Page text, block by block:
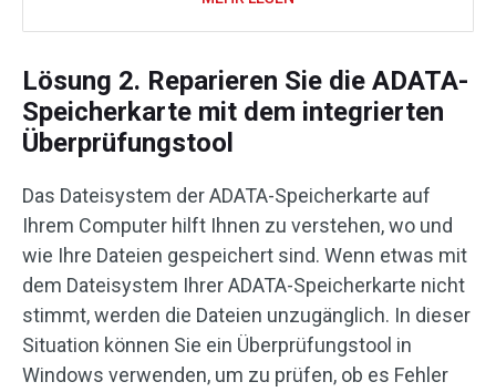
Lösung 2. Reparieren Sie die ADATA-
Speicherkarte mit dem integrierten
Überprüfungstool
Das Dateisystem der ADATA-Speicherkarte auf
Ihrem Computer hilft Ihnen zu verstehen, wo und
wie Ihre Dateien gespeichert sind. Wenn etwas mit
dem Dateisystem Ihrer ADATA-Speicherkarte nicht
stimmt, werden die Dateien unzugänglich. In dieser
Situation können Sie ein Überprüfungstool in
Windows verwenden, um zu prüfen, ob es Fehler